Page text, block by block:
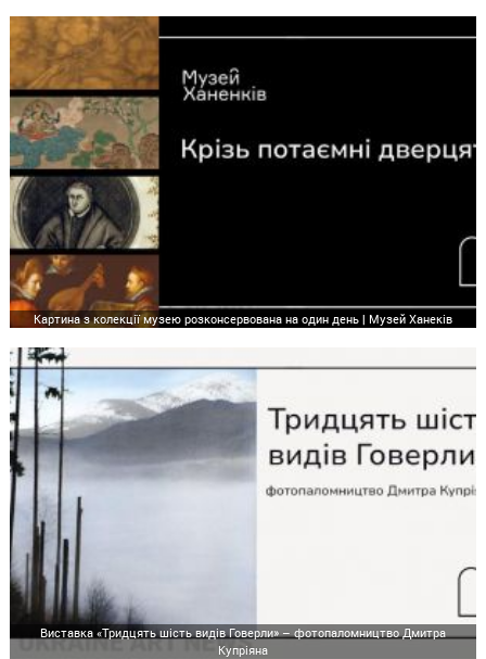
Картина з колекції музею розконсервована на один день | Музей Ханеків
Виставка «Тридцять шість видів Говерли» – фотопаломництво Дмитра
Купріяна